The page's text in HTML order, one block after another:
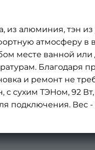
из алюминия, тэн
атмосферу в
месте ванной
и ремонт не
ТЭНом, 92 Вт,
подключения. Вес -